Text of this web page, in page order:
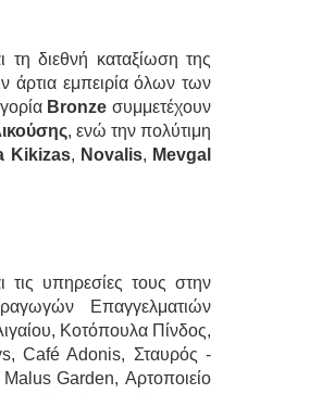
διεθνή καταξίωση της
άρτια εμπειρία όλων των
Bronze συμμετέχουν
, ενώ την πολύτιμη
Kikizas, Novalis, Mevgal
υπηρεσίες τους στην
Επαγγελματιών
Κοτόπουλα Πίνδος,
Café Adonis, Σταυρός -
Garden, Αρτοποιείο